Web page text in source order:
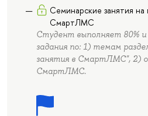
Семинарские занятия
СмартЛМС
Студент выполняет 80% и
задания по: 1) темам
занятия в СмартЛМС", 2)
СмартЛМС.